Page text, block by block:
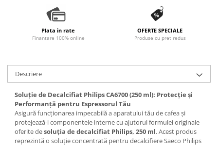
Plata in rate
Finantare 100% online
OFERTE SPECIALE
Produse cu pret redus
Descriere
Soluție de Decalcifiat Philips CA6700 (250 ml): Protecție și
Performanță pentru Espressorul Tău
Asigură funcționarea impecabilă a aparatului tău de cafea și
protejează-i componentele interne cu ajutorul formulei originale
oferite desoluția de decalcifiat Philips, 250 ml. Acest produs
reprezintă o soluție concentrată pentru decalcifiere Saeco Philips